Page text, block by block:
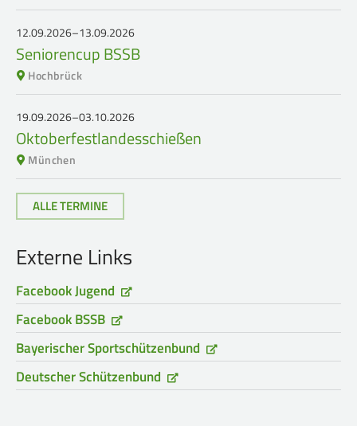
12.09.2026–13.09.2026
Seniorencup BSSB
Hochbrück
19.09.2026–03.10.2026
Oktoberfestlandesschießen
München
ALLE TERMINE
Externe Links
Facebook Jugend
Facebook BSSB
Bayerischer Sportschützenbund
Deutscher Schützenbund